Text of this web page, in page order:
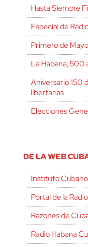
Hasta Siempre
Especial de
Primero de Mayo
La Habana, 500
Aniversario 150
libertarias
Elecciones
DE LA WEB
Instituto Cubano
Portal de la
Razones de
Radio Habana